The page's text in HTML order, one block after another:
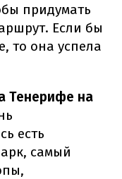
придумать
Если бы
то она успела
Тенерифе на
есть
самый